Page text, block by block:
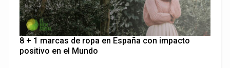
8 + 1 marcas de ropa en España con impacto
positivo en el Mundo